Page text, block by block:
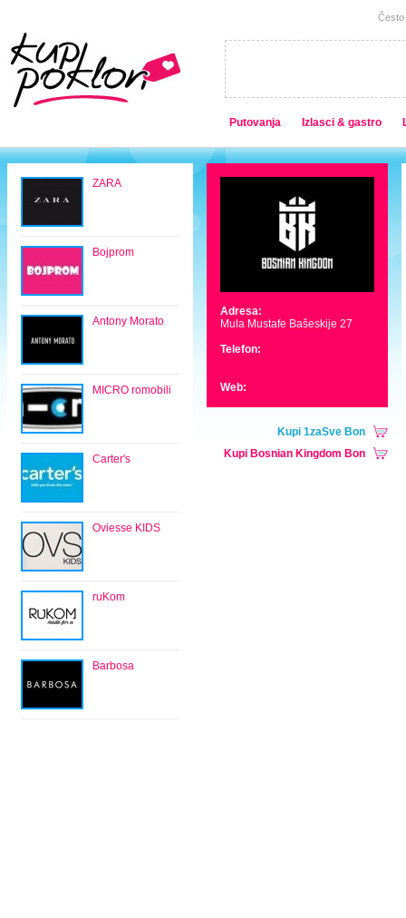
Često
Putovanja Izlasci & gastro
ZARA
Bojprom
Antony Morato
MICRO romobili
Carter's
Oviesse KIDS
ruKom
Barbosa
Adresa:
Mula Mustafe Bašeskije 27
Telefon:
Web:
Kupi 1zaSve Bon
Kupi Bosnian Kingdom Bon